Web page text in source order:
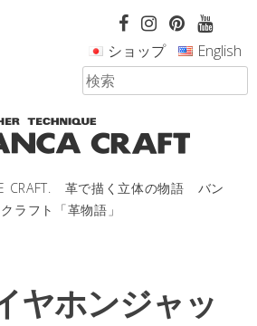
CRAFT. 革で描く立体の物語 バン
ラフト「革物語」
ショップ English
ホンジャッ